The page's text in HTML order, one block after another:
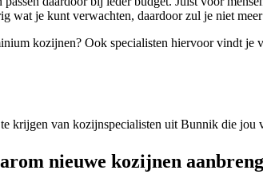
wat je kunt verwachten, daardoor zul je niet
kozijnen? Ook specialisten hiervoor vindt je
krijgen van kozijnspecialisten uit Bunnik die
nieuwe kozijnen